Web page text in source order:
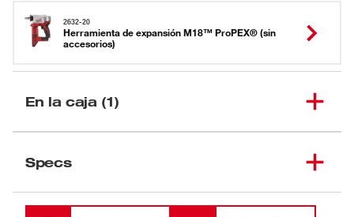
2632-20
Herramienta de expansión M18™ ProPEX® (sin
accesorios)
En la caja (1)
(1)
Specs
Cargando